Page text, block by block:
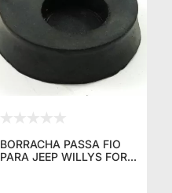
BORRACHA PASSA FIO
PARA JEEP WILLYS FORD